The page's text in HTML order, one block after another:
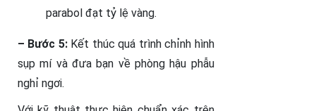
parabol đạt tỷ lệ vàng.
– Bước 5:Kết thúc quá trình chỉnh hình
sụp mí và đưa bạn về phòng hậu phẫu
nghỉ ngơi.